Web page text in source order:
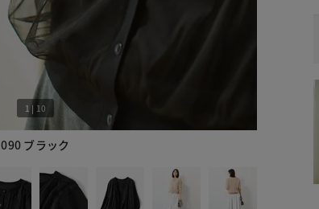
090 ブラック
1 | 10